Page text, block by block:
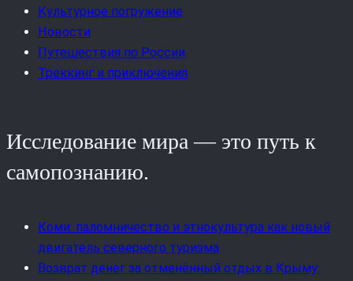
Культурное погружение
Новости
Путешествия по России
Треккинг и приключения
Исследование мира — это путь к
самопознанию.
Коми: паломничество и этнокультура как новый
двигатель северного туризма
Возврат денег за отменённый отдых в Крыму: